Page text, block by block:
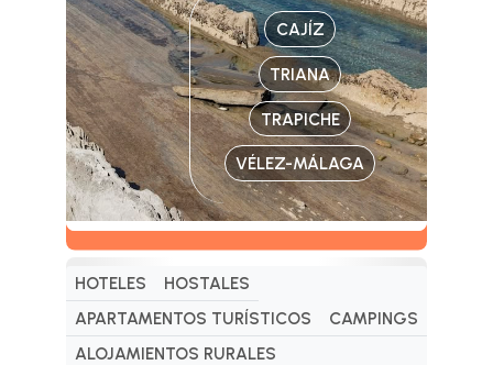
CAJÍZ
TRIANA
TRAPICHE
VÉLEZ-MÁLAGA
HOTELES
HOSTALES
APARTAMENTOS TURÍSTICOS
CAMPINGS
ALOJAMIENTOS RURALES